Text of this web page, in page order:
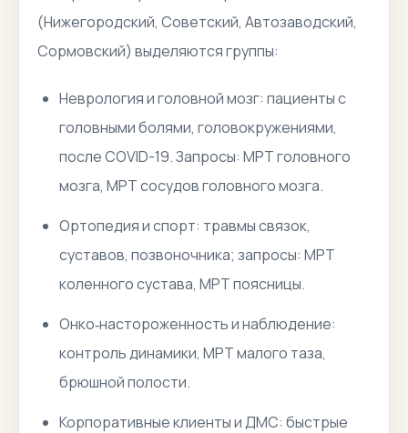
(Нижегородский, Советский, Автозаводский,
Сормовский) выделяются группы:
Неврология и головной мозг: пациенты с
головными болями, головокружениями,
после COVID-19. Запросы: МРТ головного
мозга, МРТ сосудов головного мозга.
Ортопедия и спорт: травмы связок,
суставов, позвоночника; запросы: МРТ
коленного сустава, МРТ поясницы.
Онко‑настороженность и наблюдение:
контроль динамики, МРТ малого таза,
брюшной полости.
Корпоративные клиенты и ДМС: быстрые